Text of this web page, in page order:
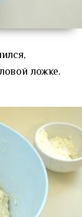
ложке.